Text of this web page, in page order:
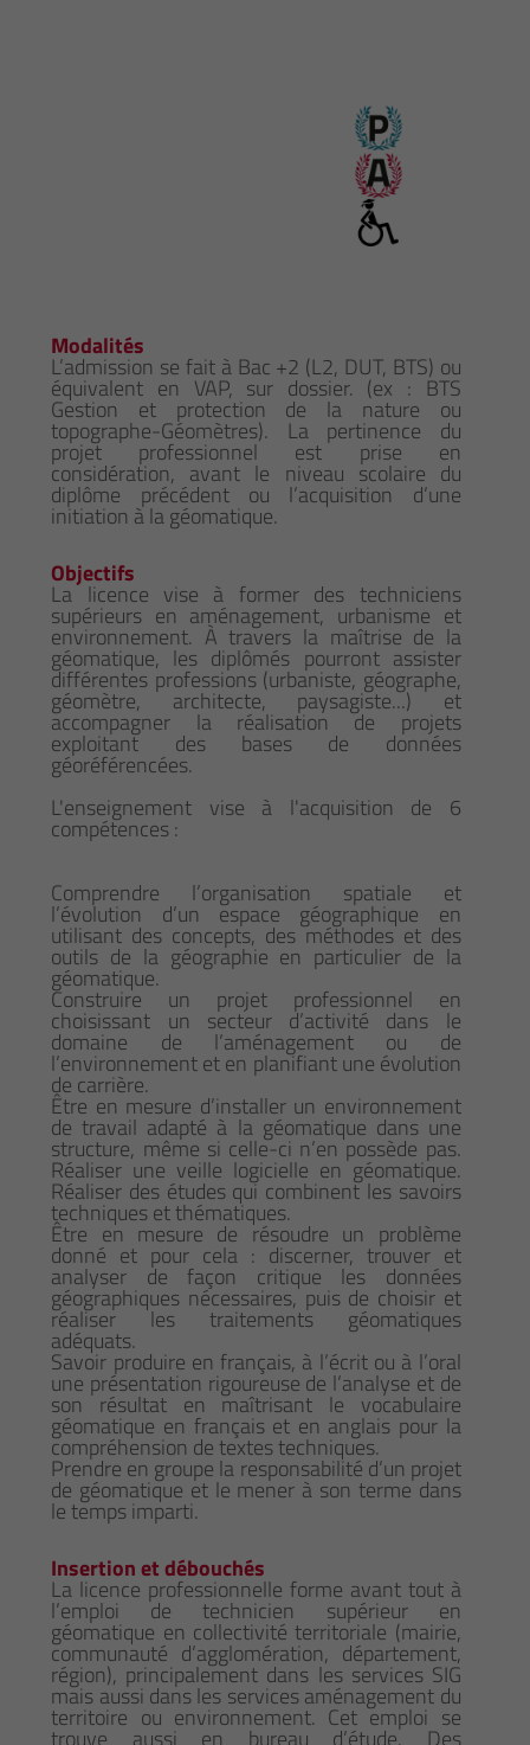
Modalités
L’admission se fait à Bac +2 (L2, DUT, BTS) ou
équivalent en VAP, sur dossier. (ex : BTS
Gestion et protection de la nature ou
topographe-Géomètres). La pertinence du
projet professionnel est prise en
considération, avant le niveau scolaire du
diplôme précédent ou l’acquisition d’une
initiation à la géomatique.
Objectifs
La licence vise à former des techniciens
supérieurs en aménagement, urbanisme et
environnement. À travers la maîtrise de la
géomatique, les diplômés pourront assister
différentes professions (urbaniste, géographe,
géomètre, architecte, paysagiste...) et
accompagner la réalisation de projets
exploitant des bases de données
géoréférencées.
L'enseignement vise à l'acquisition de 6
compétences :
Comprendre l’organisation spatiale et
l’évolution d’un espace géographique en
utilisant des concepts, des méthodes et des
outils de la géographie en particulier de la
géomatique.
Construire un projet professionnel en
choisissant un secteur d’activité dans le
domaine de l’aménagement ou de
l’environnement et en planifiant une évolution
de carrière.
Être en mesure d’installer un environnement
de travail adapté à la géomatique dans une
structure, même si celle-ci n’en possède pas.
Réaliser une veille logicielle en géomatique.
Réaliser des études qui combinent les savoirs
techniques et thématiques.
Être en mesure de résoudre un problème
donné et pour cela : discerner, trouver et
analyser de façon critique les données
géographiques nécessaires, puis de choisir et
réaliser les traitements géomatiques
adéquats.
Savoir produire en français, à l’écrit ou à l’oral
une présentation rigoureuse de l’analyse et de
son résultat en maîtrisant le vocabulaire
géomatique en français et en anglais pour la
compréhension de textes techniques.
Prendre en groupe la responsabilité d’un projet
de géomatique et le mener à son terme dans
le temps imparti.
Insertion et débouchés
La licence professionnelle forme avant tout à
l’emploi de technicien supérieur en
géomatique en collectivité territoriale (mairie,
communauté d’agglomération, département,
région), principalement dans les services SIG
mais aussi dans les services aménagement du
territoire ou environnement. Cet emploi se
trouve aussi en bureau d’étude. Des